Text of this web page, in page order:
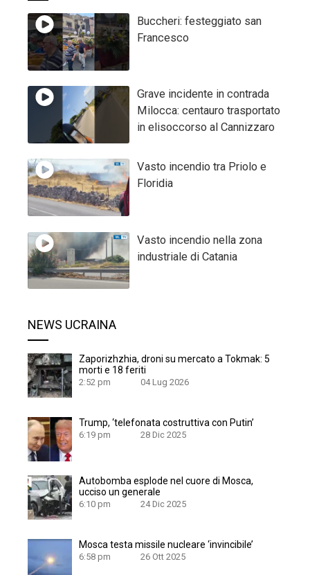
Buccheri: festeggiato san
Francesco
Grave incidente in contrada
Milocca: centauro trasportato
in elisoccorso al Cannizzaro
Vasto incendio tra Priolo e
Floridia
Vasto incendio nella zona
industriale di Catania
NEWS UCRAINA
Zaporizhzhia, droni su mercato a Tokmak: 5
morti e 18 feriti
2:52 pm 04 Lug 2026
Trump, ‘telefonata costruttiva con Putin’
6:19 pm 28 Dic 2025
Autobomba esplode nel cuore di Mosca,
ucciso un generale
6:10 pm 24 Dic 2025
Mosca testa missile nucleare ‘invincibile’
6:58 pm 26 Ott 2025